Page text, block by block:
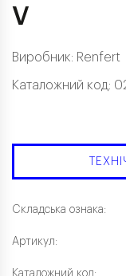
V
Виробник: Renfert
Каталожний код:
Складська ознака:
Артикул:
Каталожний код: